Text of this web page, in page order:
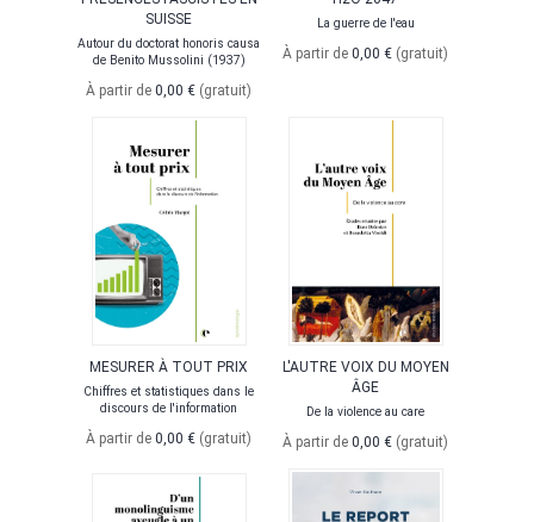
SUISSE
Autour du doctorat honoris causa
de Benito Mussolini (1937)
À partir de 0,00 € (gratuit)
La guerre de l'eau
À partir de 0,00 € (gratuit)
MESURER À TOUT PRIX
Chiffres et statistiques dans le
discours de l'information
À partir de 0,00 € (gratuit)
L'AUTRE VOIX DU MOYEN
ÂGE
De la violence au care
À partir de 0,00 € (gratuit)